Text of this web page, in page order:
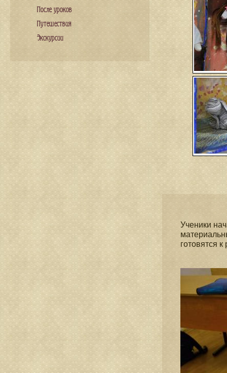
Ученики
готовятся
После уроков
Путешествия
Экскурсии